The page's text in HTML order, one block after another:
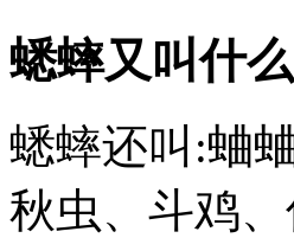
蟋蟀又叫什
蟋蟀还叫:蛐
秋虫、斗鸡